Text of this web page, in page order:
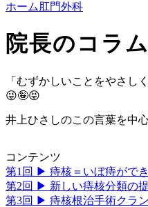
ホーム 肛門外科
院長のコラ
「むずかしいことをやさ
😜🤪😝
井上ひさしのこの言葉を中
コンテンツ
第1回 ▶︎ 痔核＝いぼ痔がで
第2回 ▶︎ 新しい痔核分類の
第3回 ▶︎ 痔核根治手術クラ